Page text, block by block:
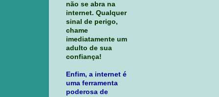
não se abra na
internet. Qualquer
sinal de perigo,
chame
imediatamente um
adulto de sua
confiança!
Enfim, a internet é
uma ferramenta
poderosa de